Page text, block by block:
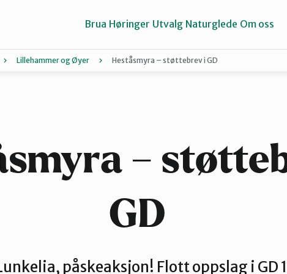
Brua Høringer Utvalg Naturglede Om oss
Lillehammer og Øyer Heståsmyra – støttebrev i GD
–
GD
påskeaksjon! Flott oppslag i GD